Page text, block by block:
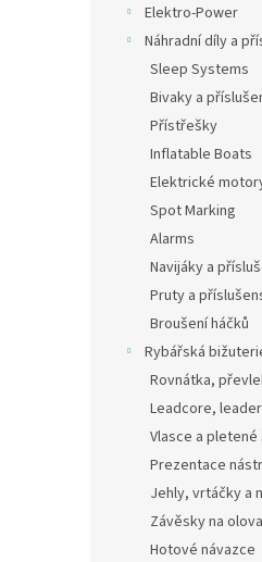
Elektro-Power
Náhradní díly a
Sleep Systems
Bivaky a
Přístřešky
Inflatable Boats
Elektrické
Spot Marking
Alarms
Navijáky a
Pruty a
Broušení háčků
Rybářská
Rovnátka,
Leadcore,
Vlasce a pletené
Prezentace
Jehly, vrtáčky a
Závěsky na olova
Hotové návazce